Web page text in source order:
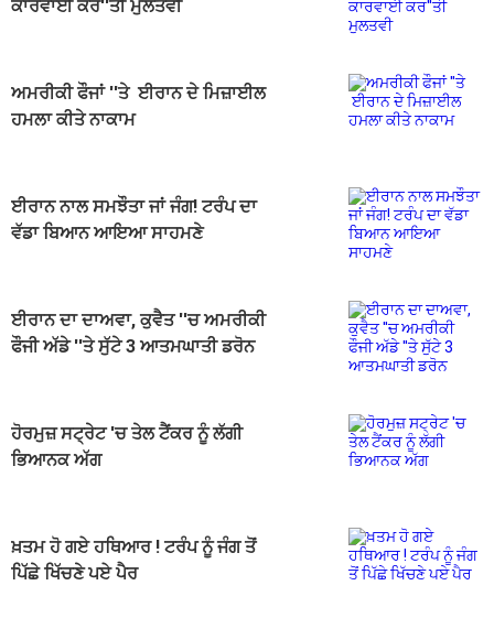
ਕਾਰਵਾਈ ਕਰ''ਤੀ ਮੁਲਤਵੀ
ਅਮਰੀਕੀ ਫੌਜਾਂ ''ਤੇ ਈਰਾਨ ਦੇ ਮਿਜ਼ਾਈਲ
ਹਮਲਾ ਕੀਤੇ ਨਾਕਾਮ
ਈਰਾਨ ਨਾਲ ਸਮਝੌਤਾ ਜਾਂ ਜੰਗ! ਟਰੰਪ ਦਾ
ਵੱਡਾ ਬਿਆਨ ਆਇਆ ਸਾਹਮਣੇ
ਈਰਾਨ ਦਾ ਦਾਅਵਾ, ਕੁਵੈਤ ''ਚ ਅਮਰੀਕੀ
ਫੌਜੀ ਅੱਡੇ ''ਤੇ ਸੁੱਟੇ 3 ਆਤਮਘਾਤੀ ਡਰੋਨ
ਹੋਰਮੁਜ਼ ਸਟ੍ਰੇਟ 'ਚ ਤੇਲ ਟੈਂਕਰ ਨੂੰ ਲੱਗੀ
ਭਿਆਨਕ ਅੱਗ
ਖ਼ਤਮ ਹੋ ਗਏ ਹਥਿਆਰ ! ਟਰੰਪ ਨੂੰ ਜੰਗ ਤੋਂ
ਪਿੱਛੇ ਖਿੱਚਣੇ ਪਏ ਪੈਰ